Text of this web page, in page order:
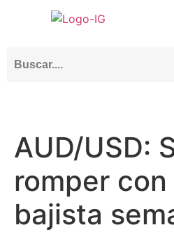
AUD/USD:
romper con
bajista